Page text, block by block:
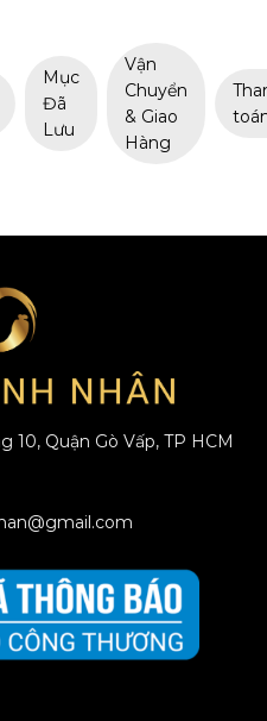
Mục
Đã
Lưu
Vận
Chuyển
& Giao
Hàng
10, Quận Gò Vấp, TP HCM